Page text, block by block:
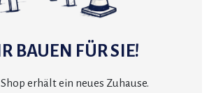
BAUEN FÜR SIE!
erhält ein neues Zuhause.